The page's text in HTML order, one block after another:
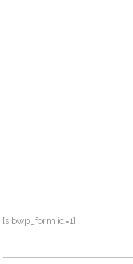
[sibwp_form id=1]